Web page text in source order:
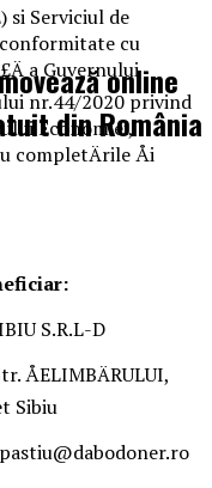
si Serviciul de
cu
a Guvernului
nr.44/2020 privind
Economiei,
completÄrile Åi
S.R.L-D
ÅELIMBÄRULUI,
Sibiu
online
din România